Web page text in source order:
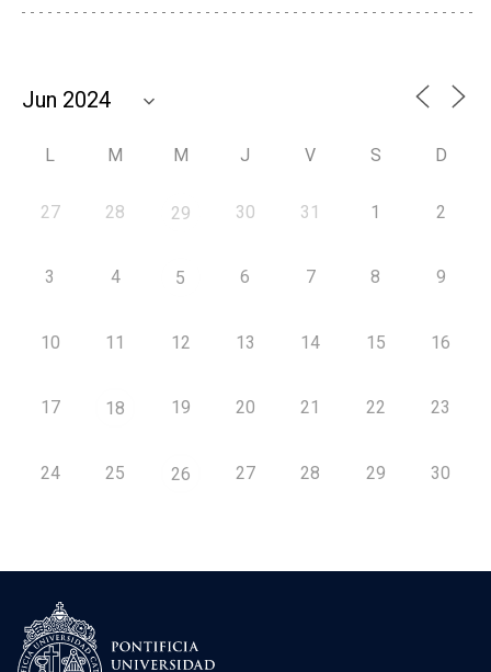
L M M J V S D
27 28 29 30 31 1 2
3 4 5 6 7 8 9
10 11 12 13 14 15 16
17 18 19 20 21 22 23
24 25 26 27 28 29 30